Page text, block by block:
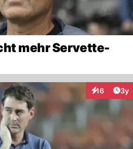
mehr Servette-
16 3y